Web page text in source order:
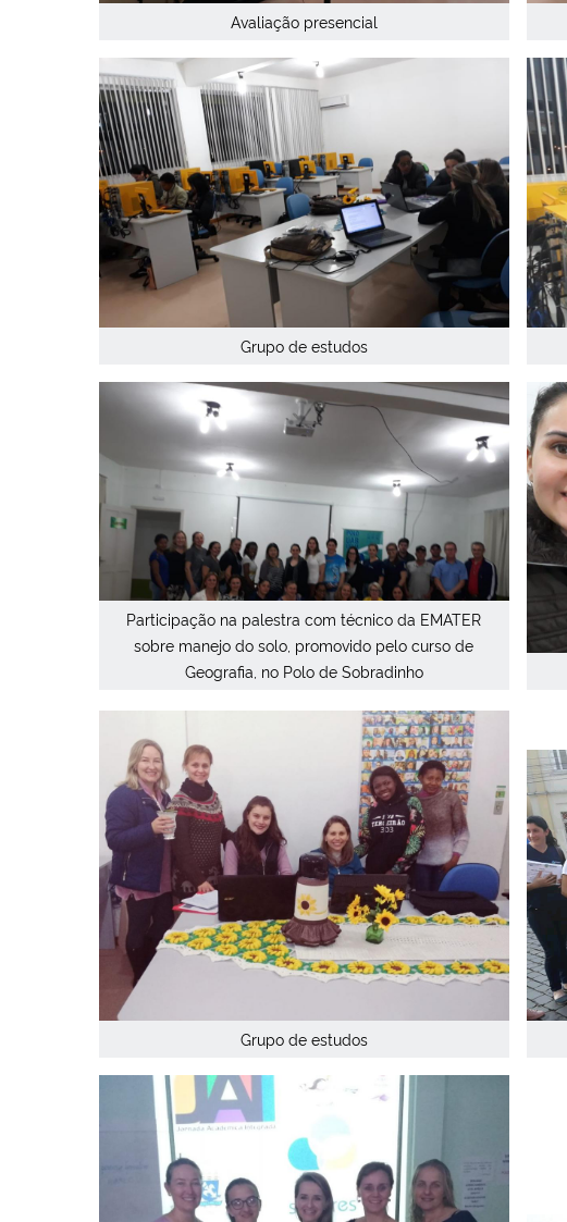
Avaliação presencial
Grupo de estudos
Participação na palestra com técnico da EMATER
sobre manejo do solo, promovido pelo curso de
Geografia, no Polo de Sobradinho
Grupo de estudos